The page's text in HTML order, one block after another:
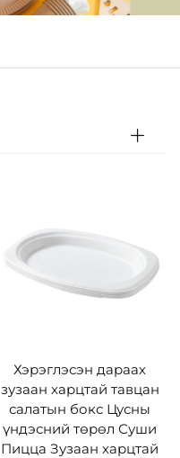
Хэрэглэсэн дараах
зузаан харцтай тавцан
салатын бокс Цусны
үндэсний төрөл Суши
Пицца Зузаан харцтай